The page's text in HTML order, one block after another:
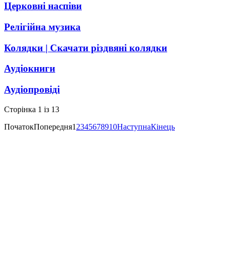
Церковні наспіви
Релігійна музика
Колядки | Скачати різдвяні колядки
Аудіокниги
Аудіопровіді
Сторінка 1 із 13
ПочатокПопередня1 2345678910НаступнаКінець